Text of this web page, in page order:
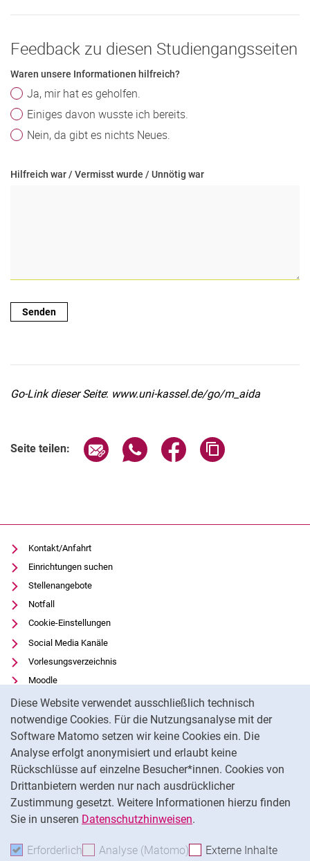
Diese Website verwendet ausschließlich technisch
notwendige Cookies. Für die Nutzungsanalyse mit der
Software Matomo setzen wir keine Cookies ein. Die
Analyse erfolgt anonymisiert und erlaubt keine
Rückschlüsse auf einzelne Besucher*innen. Cookies von
Drittanbietern werden nur nach ausdrücklicher
Zustimmung gesetzt. Weitere Informationen hierzu finden
Sie in unseren Datenschutzhinweisen.
Erforderlich Erforderliche Cookies akzeptieren
Analyse (Matomo) Analyse-Cookies
Externe Inhalte
Feedback zu diesen Studiengangsseiten
Waren unsere Informationen hilfreich?
Ja, mir hat es geholfen.
Einiges davon wusste ich bereits.
Nein, da gibt es nichts Neues.
Hilfreich war / Vermisst wurde / Unnötig war
Go-Link dieser Seite: www.uni-kassel.de/go/m_aida
Seite teilen: Seite über E-Mail teilen
Seite über WhatsApp teilen
Seite über Facebook
Kontakt/Anfahrt
Einrichtungen suchen
Stellenangebote
Notfall
Cookie-Einstellungen
Social Media Kanäle
Vorlesungsverzeichnis
Moodle
Panopto
Universitätsbibliothek
Datenschutz
Barrierefreiheit
Transparenter KI-Einsatz